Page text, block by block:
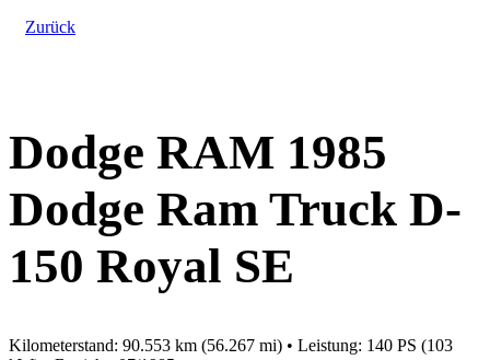
Zurück
Dodge RAM 1985
Dodge Ram Truck D-
150 Royal SE
Kilometerstand: 90.553 km (56.267 mi) • Leistung: 140 PS (103